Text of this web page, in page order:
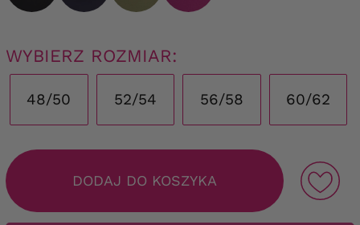
WYBIERZ ROZMIAR:
48/50 52/54 56/58 60/62
DODAJ DO KOSZYKA